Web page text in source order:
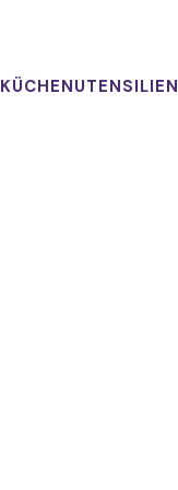
KÜCHENUTENSILIEN